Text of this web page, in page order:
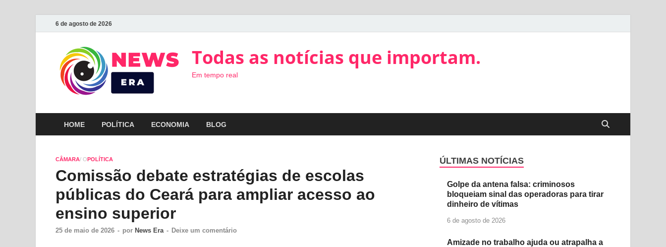
6 de agosto de 2026
Todas as notícias que importam.
Em tempo real
HOME POLÍTICA ECONOMIA BLOG
CÂMARA/ OPOLÍTICA
Comissão debate estratégias de escolas
públicas do Ceará para ampliar acesso ao
ensino superior
25 de maio de 2026 - por News Era - Deixe um comentário
ÚLTIMAS NOTÍCIAS
Golpe da antena falsa: criminosos
bloqueiam sinal das operadoras para tirar
dinheiro de vítimas
6 de agosto de 2026
Amizade no trabalho ajuda ou atrapalha a